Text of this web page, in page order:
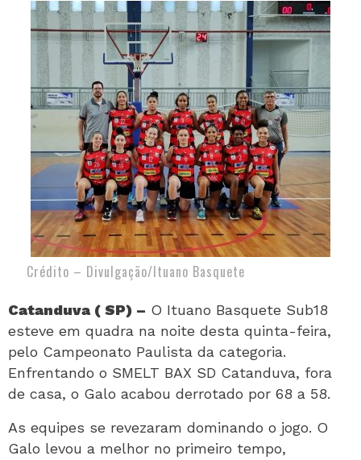
Crédito – Divulgação/Ituano Basquete
Catanduva ( SP) – O Ituano Basquete Sub18
esteve em quadra na noite desta quinta-feira,
pelo Campeonato Paulista da categoria.
Enfrentando o SMELT BAX SD Catanduva, fora
de casa, o Galo acabou derrotado por 68 a 58.
As equipes se revezaram dominando o jogo. O
Galo levou a melhor no primeiro tempo,